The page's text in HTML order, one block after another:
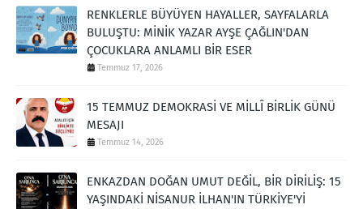
RENKLERLE BÜYÜYEN HAYALLER, SAYFALARLA
BULUŞTU: MİNİK YAZAR AYŞE ÇAĞLIN'DAN
ÇOCUKLARA ANLAMLI BİR ESER
Temmuz 17, 2026
15 TEMMUZ DEMOKRASİ VE MİLLÎ BİRLİK GÜNÜ
MESAJI
Temmuz 14, 2026
ENKAZDAN DOĞAN UMUT DEĞİL, BİR DİRİLİŞ: 15
YAŞINDAKİ NİSANUR İLHAN'IN TÜRKİYE'Yİ